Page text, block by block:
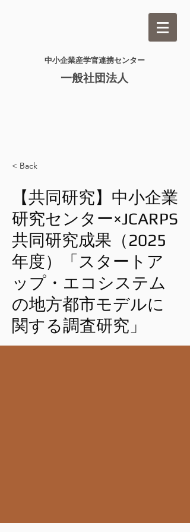
​中小企業産学官連携センター​
一般社団法人
< Back
【共同研究】中小企業
研究センター×JCARPS
共同研究成果（2025
年度）「スタートア
ップ・エコシステム
の地方都市モデルに
関する調査研究」